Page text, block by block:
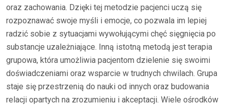
oraz zachowania. Dzięki tej metodzie pacjenci uczą się
rozpoznawać swoje myśli i emocje, co pozwala im lepiej
radzić sobie z sytuacjami wywołującymi chęć sięgnięcia po
substancje uzależniające. Inną istotną metodą jest terapia
grupowa, która umożliwia pacjentom dzielenie się swoimi
doświadczeniami oraz wsparcie w trudnych chwilach. Grupa
staje się przestrzenią do nauki od innych oraz budowania
relacji opartych na zrozumieniu i akceptacji. Wiele ośrodków